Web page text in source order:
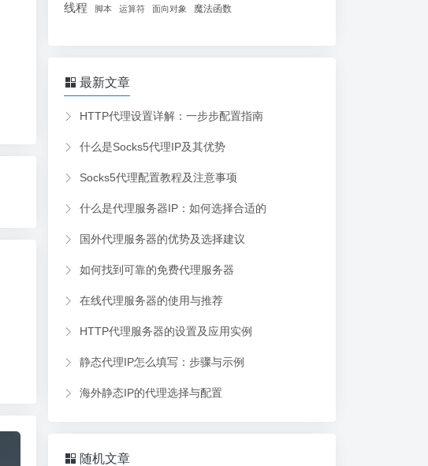
线程 脚本 运算符 面向对象 魔法函数
最新文章
HTTP代理设置详解：一步步配置指南
什么是Socks5代理IP及其优势
Socks5代理配置教程及注意事项
什么是代理服务器IP：如何选择合适的
国外代理服务器的优势及选择建议
如何找到可靠的免费代理服务器
在线代理服务器的使用与推荐
HTTP代理服务器的设置及应用实例
静态代理IP怎么填写：步骤与示例
海外静态IP的代理选择与配置
随机文章